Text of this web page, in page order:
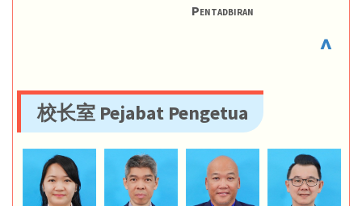
Pentadbiran
^
校长室 Pejabat Pengetua